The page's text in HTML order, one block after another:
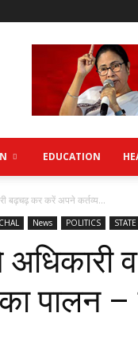
EDUCATION
बढ़चढ़ कर करें अपने कर्तव्य...
News POLITICS STATE
पालन –